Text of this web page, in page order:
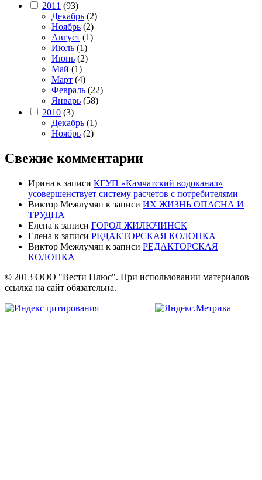
2011 (93)
Декабрь (2)
Ноябрь (2)
Август (1)
Июль (1)
Июнь (2)
Май (1)
Март (4)
Февраль (22)
Январь (58)
2010 (3)
Декабрь (1)
Ноябрь (2)
Свежие комментарии
Ирина к записи КГУП «Камчатский водоканал»
усовершенствует систему расчетов с потребителями
Виктор Межлумян к записи ИХ ЖИЗНЬ ОПАСНА И
ТРУДНА
Елена к записи ГОРОД ЖИЛЮЧИНСК
Елена к записи РЕДАКТОРСКАЯ КОЛОНКА
Виктор Межлумян к записи РЕДАКТОРСКАЯ
КОЛОНКА
© 2013 ООО "Вести Плюс". При использовании материалов
ссылка на сайт обязательна.